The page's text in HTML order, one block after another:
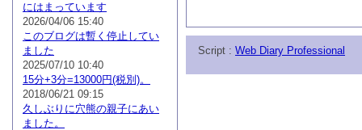
にはまっています
2026/04/06 15:40
このブログは暫く停止してい
ました
2025/07/10 10:40
15分+3分=13000円(税別)。
2018/06/21 09:15
久しぶりに穴熊の親子にあい
ました。
Script : Web Diary Professional